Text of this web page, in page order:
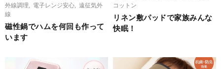
外線調理
電子レンジ安心
遠征気外
線
磁性鍋でハムを何回も作って
います
コットン
リネン敷パッドで家族みんな
快眠！